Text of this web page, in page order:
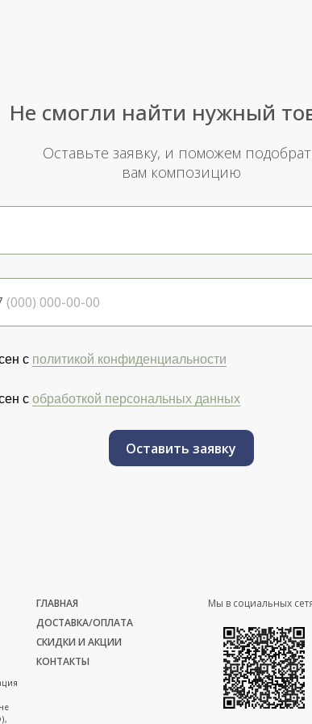
с политикой конфиденциальности
с обработкой персональных данных
Оставить заявку
Не смогли найти нужный
Оставьте заявку, и поможем
вам композицию
ГЛАВНАЯ
ДОСТАВКА/ОПЛАТА
СКИДКИ И АКЦИИ
КОНТАКТЫ
Мы в социальных